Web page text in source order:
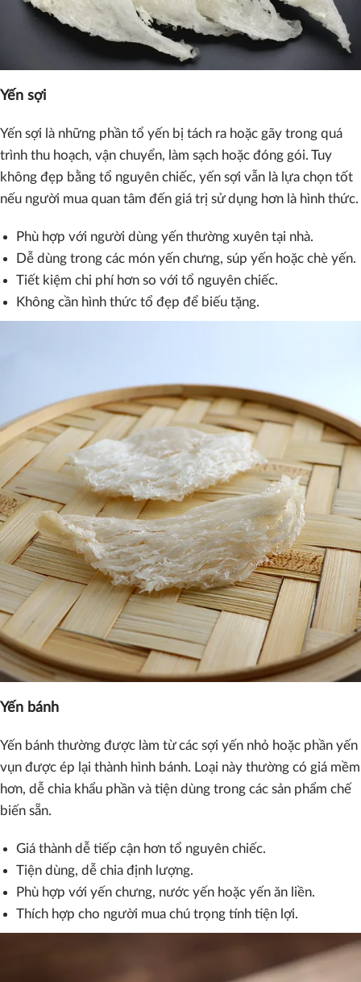
Yến sợi
Yến sợi là những phần tổ yến bị tách ra hoặc gãy trong quá
trình thu hoạch, vận chuyển, làm sạch hoặc đóng gói. Tuy
không đẹp bằng tổ nguyên chiếc, yến sợi vẫn là lựa chọn tốt
nếu người mua quan tâm đến giá trị sử dụng hơn là hình thức.
Phù hợp với người dùng yến thường xuyên tại nhà.
Dễ dùng trong các món yến chưng, súp yến hoặc chè yến.
Tiết kiệm chi phí hơn so với tổ nguyên chiếc.
Không cần hình thức tổ đẹp để biếu tặng.
Yến bánh
Yến bánh thường được làm từ các sợi yến nhỏ hoặc phần yến
vụn được ép lại thành hình bánh. Loại này thường có giá mềm
hơn, dễ chia khẩu phần và tiện dùng trong các sản phẩm chế
biến sẵn.
Giá thành dễ tiếp cận hơn tổ nguyên chiếc.
Tiện dùng, dễ chia định lượng.
Phù hợp với yến chưng, nước yến hoặc yến ăn liền.
Thích hợp cho người mua chú trọng tính tiện lợi.